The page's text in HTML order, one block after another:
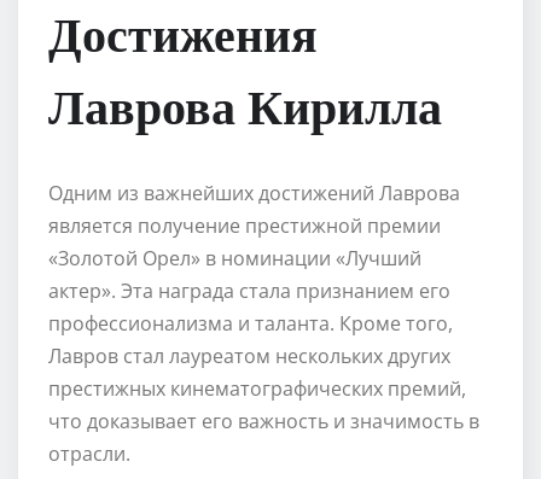
Достижения
Лаврова Кирилла
Одним из важнейших достижений Лаврова
является получение престижной премии
«Золотой Орел» в номинации «Лучший
актер». Эта награда стала признанием его
профессионализма и таланта. Кроме того,
Лавров стал лауреатом нескольких других
престижных кинематографических премий,
что доказывает его важность и значимость в
отрасли.